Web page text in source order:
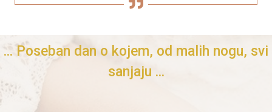
... Poseban dan o kojem, od malih nogu, svi
sanjaju ...